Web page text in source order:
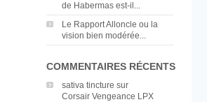
de Habermas est-il...
Le Rapport Alloncle ou la
vision bien modérée...
COMMENTAIRES RÉCENTS
sativa tincture sur
Corsair Vengeance LPX